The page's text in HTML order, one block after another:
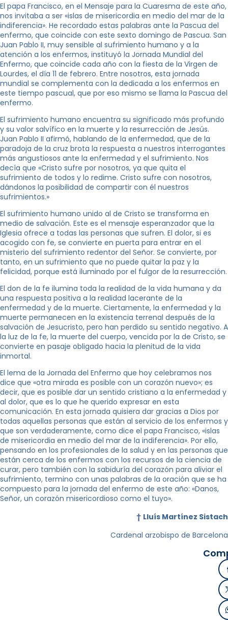
El papa Francisco, en el Mensaje para la Cuaresma de este año,
nos invitaba a ser «islas de misericordia en medio del mar de la
indiferencia». He recordado estas palabras ante la Pascua del
enfermo, que coincide con este sexto domingo de Pascua. San
Juan Pablo II, muy sensible al sufrimiento humano y a la
atención a los enfermos, instituyó la Jornada Mundial del
Enfermo, que coincide cada año con la fiesta de la Virgen de
Lourdes, el día 11 de febrero. Entre nosotros, esta jornada
mundial se complementa con la dedicada a los enfermos en
este tiempo pascual, que por eso mismo se llama la Pascua del
enfermo.
El sufrimiento humano encuentra su significado más profundo
y su valor salvífico en la muerte y la resurrección de Jesús.
Juan Pablo II afirmó, hablando de la enfermedad, que de la
paradoja de la cruz brota la respuesta a nuestros interrogantes
más angustiosos ante la enfermedad y el sufrimiento. Nos
decía que «Cristo sufre por nosotros, ya que quita el
sufrimiento de todos y lo redime. Cristo sufre con nosotros,
dándonos la posibilidad de compartir con él nuestros
sufrimientos.»
El sufrimiento humano unido al de Cristo se transforma en
medio de salvación. Este es el mensaje esperanzador que la
Iglesia ofrece a todas las personas que sufren. El dolor, si es
acogido con fe, se convierte en puerta para entrar en el
misterio del sufrimiento redentor del Señor. Se convierte, por
tanto, en un sufrimiento que no puede quitar la paz y la
felicidad, porque está iluminado por el fulgor de la resurrección.
El don de la fe ilumina toda la realidad de la vida humana y da
una respuesta positiva a la realidad lacerante de la
enfermedad y de la muerte. Ciertamente, la enfermedad y la
muerte permanecen en la existencia terrenal después de la
salvación de Jesucristo, pero han perdido su sentido negativo. A
la luz de la fe, la muerte del cuerpo, vencida por la de Cristo, se
convierte en pasaje obligado hacia la plenitud de la vida
inmortal.
El lema de la Jornada del Enfermo que hoy celebramos nos
dice que «otra mirada es posible con un corazón nuevo»; es
decir, que es posible dar un sentido cristiano a la enfermedad y
al dolor, que es lo que he querido expresar en esta
comunicación. En esta jornada quisiera dar gracias a Dios por
todas aquellas personas que están al servicio de los enfermos y
que son verdaderamente, como dice el papa Francisco, «islas
de misericordia en medio del mar de la indiferencia». Por ello,
pensando en los profesionales de la salud y en las personas que
están cerca de los enfermos con los recursos de la ciencia de
curar, pero también con la sabiduría del corazón para aliviar el
sufrimiento, termino con unas palabras de la oración que se ha
compuesto para la jornada del enfermo de este año: «Danos,
Señor, un corazón misericordioso como el tuyo».
† Lluís Martínez Sistach
Cardenal arzobispo de Barcelona